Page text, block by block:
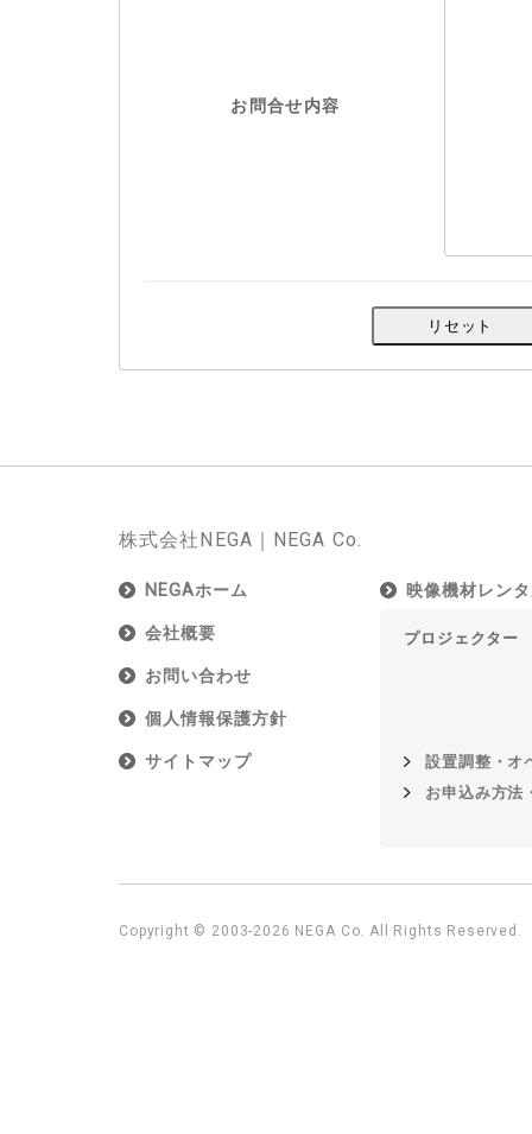
お問合せ内容
株式会社NEGA｜NEGA Co.
NEGAホーム
会社概要
お問い合わせ
個人情報保護方針
サイトマップ
映像機材レン
プロジェクター
設置調整・オ
お申込み方法
Copyright © 2003-2026 NEGA Co. All Rights Reserved.